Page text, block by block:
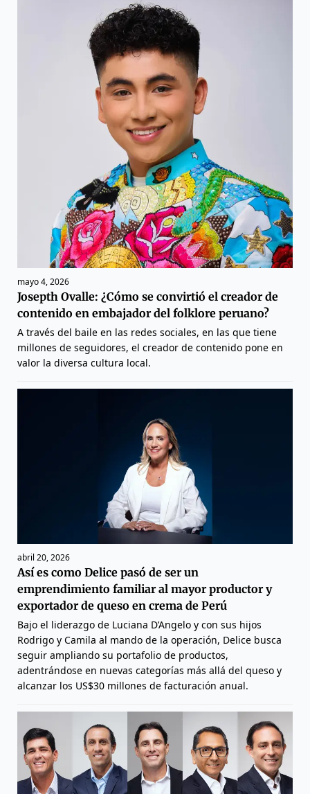
mayo 4, 2026
Josepth Ovalle: ¿Cómo se convirtió el creador de
contenido en embajador del folklore peruano?
A través del baile en las redes sociales, en las que tiene
millones de seguidores, el creador de contenido pone en
valor la diversa cultura local.
abril 20, 2026
Así es como Delice pasó de ser un
emprendimiento familiar al mayor productor y
exportador de queso en crema de Perú
Bajo el liderazgo de Luciana D’Angelo y con sus hijos
Rodrigo y Camila al mando de la operación, Delice busca
seguir ampliando su portafolio de productos,
adentrándose en nuevas categorías más allá del queso y
alcanzar los US$30 millones de facturación anual.